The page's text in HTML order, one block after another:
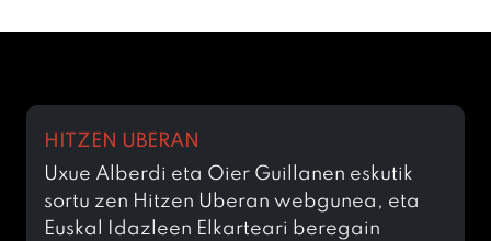
HITZEN UBERAN
Uxue Alberdi eta Oier Guillanen eskutik
sortu zen Hitzen Uberan webgunea, eta
Euskal Idazleen Elkarteari beregain